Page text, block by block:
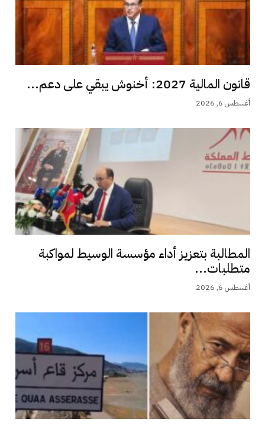
قانون المالية 2027: أخنوش يبقي على دعم...
أغسطس 6, 2026
المطالبة بتعزيز أداء مؤسسة الوسيط لمواكبة
متطلبات...
أغسطس 6, 2026